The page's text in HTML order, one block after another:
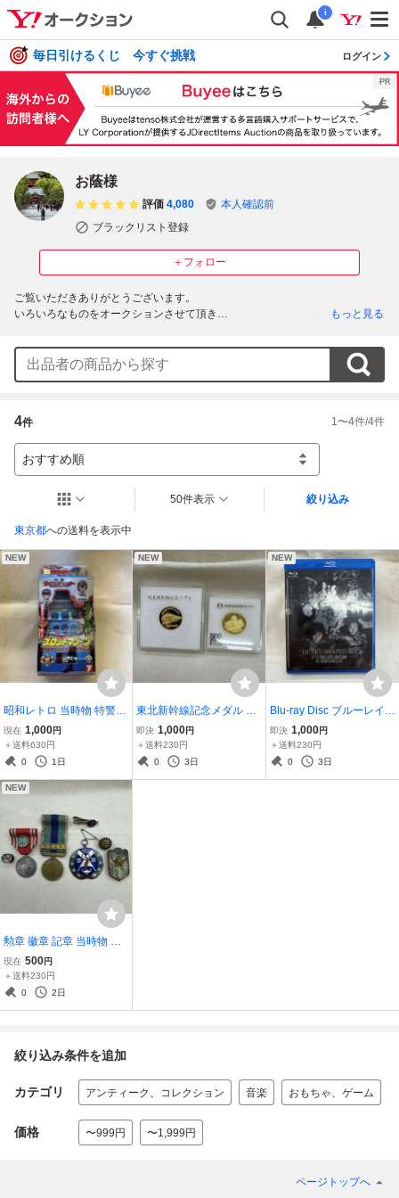
i
毎日引けるくじ 今すぐ挑戦 ログイン
お蔭様
＋フォロー
評価 4,080
本人確認前
ブラックリスト登録
ご覧いただきありがとうございます。
いろいろなものをオークションさせて頂き
興味を持っていただいた方、ありがとうございます。
もっと見る
4件 1 〜4件/4件
おすすめ順
東京都への送料を表示中
50件表示 絞り込み
NEW
昭和レトロ 当時物 特警ウ
インスペクター スロット
マシーン
現在 1,000円
＋送料630円
0
1日
NEW
東北新幹線記念メダル 国
宝松本城400年まつり登閣
記念メダル 記念メダル コ
レクション
即決 1,000円
＋送料230円
0
3日
NEW
Blu-ray Disc ブルーレイ H
EART-SHAPED BiS
即決 1,000円
＋送料230円
0
3日
NEW
勲章 徽章 記章 当時物 ア
ンティーク コレクション
現在 500円
＋送料230円
0
2日
絞り込み条件を追加
カテゴリ アンティーク、コレクション 音楽 おもちゃ、ゲーム
価格 〜999円 〜1,999円
ページトップへ